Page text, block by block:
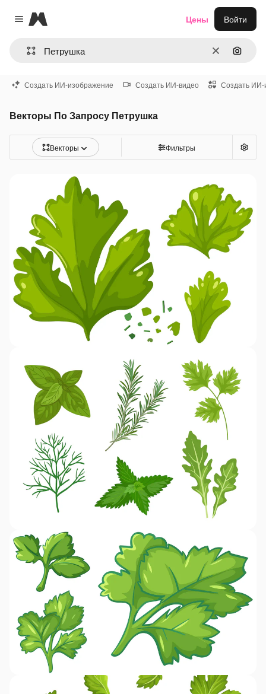
Close menu
Magnific
ОчиститьПоиск
Цены Войти
Создать ИИ-изображение Создать ИИ-видео Создать ИИ-
Векторы По Запросу Петрушка
Векторы Фильтры